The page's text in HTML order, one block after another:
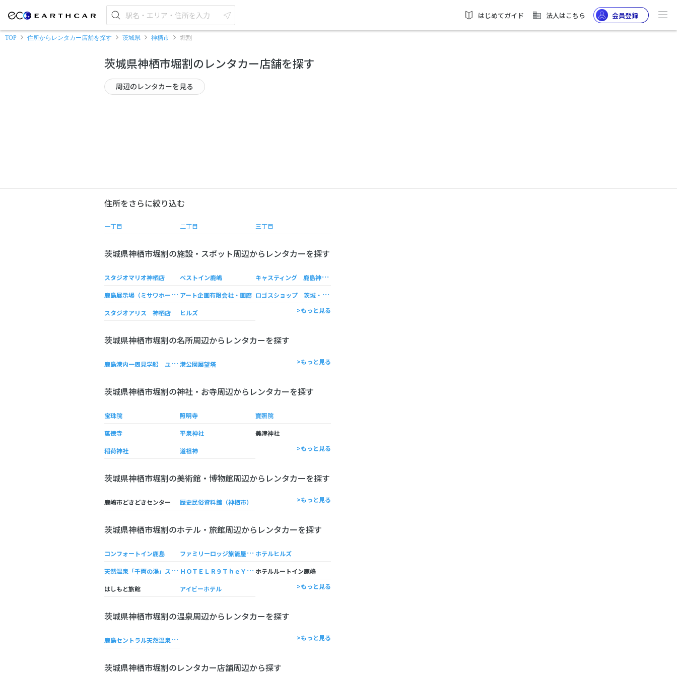
はじめてガイド 法人はこちら 会員登録
TOP 住所からレンタカー店舗を探す 茨城県 神栖市 堀割
茨城県神栖市堀割のレンタカー店舗を探す
周辺のレンタカーを見る
住所をさらに絞り込む
一丁目 二丁目 三丁目
茨城県神栖市堀割の施設・スポット周辺からレンタカーを探す
スタジオマリオ神栖店 ベストイン鹿嶋 キ
ャスティング 鹿島神栖店
鹿
島展示場（ミサワホーム展示場） アート企画有限会社・画廊 ロ
ゴスショップ 茨城・神栖店
スタジオアリス 神栖店 ヒルズ >もっと見る
茨城県神栖市堀割の名所周辺からレンタカーを探す
鹿
島港内一周見学船 ユーリカ号 港公園展望塔 >もっと見る
茨城県神栖市堀割の神社・お寺周辺からレンタカーを探す
宝珠院 照明寺 寳照院
萬徳寺 平泉神社 美津神社
稲荷神社 道祖神 >もっと見る
茨城県神栖市堀割の美術館・博物館周辺からレンタカーを探す
鹿嶋市どきどきセンター 歴史民俗資料館（神栖市） >もっと見る
茨城県神栖市堀割のホテル・旅館周辺からレンタカーを探す
コンフォートイン鹿島 フ
ァミリーロッジ旅籠屋・神栖店 ホテルヒルズ
天
然温泉「千両の湯」スーパーホテル鹿嶋 Ｈ
ＯＴＥＬＲ９ＴｈｅＹａｒｄ神栖 ホテルルートイン鹿嶋
はしもと旅館 アイビーホテル >もっと見る
茨城県神栖市堀割の温泉周辺からレンタカーを探す
鹿
島セントラル天然温泉 ゆの華 >もっと見る
茨城県神栖市堀割のレンタカー店舗周辺から探す